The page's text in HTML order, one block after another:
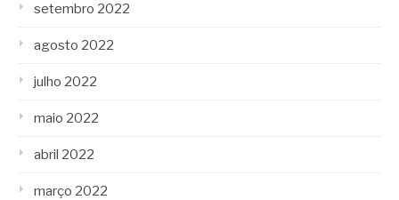
setembro 2022
agosto 2022
julho 2022
maio 2022
abril 2022
março 2022